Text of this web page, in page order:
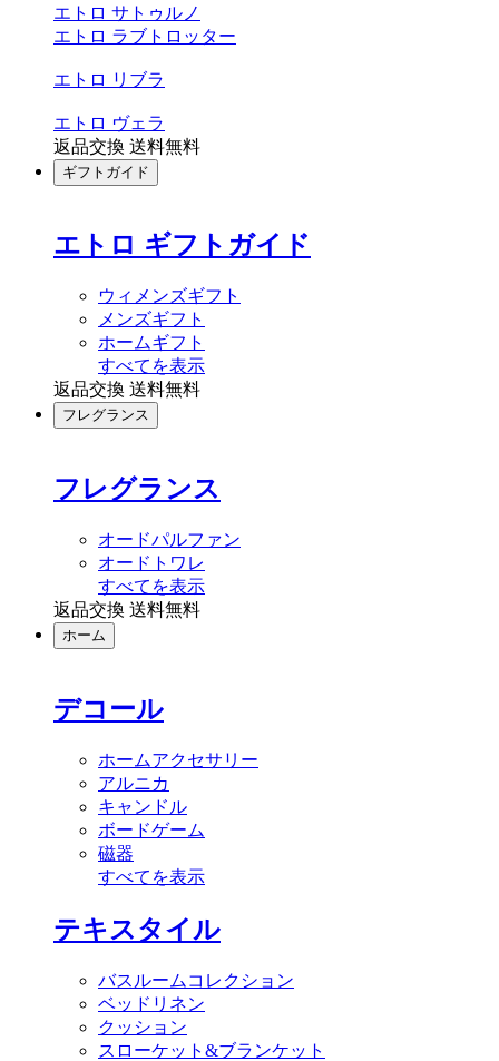
エトロ サトゥルノ
エトロ ラブトロッター
エトロ リブラ
エトロ ヴェラ
返品交換 送料無料
ギフトガイド
エトロ ギフトガイド
ウィメンズギフト
メンズギフト
ホームギフト
すべてを表示
返品交換 送料無料
フレグランス
フレグランス
オードパルファン
オードトワレ
すべてを表示
返品交換 送料無料
ホーム
デコール
ホームアクセサリー
アルニカ
キャンドル
ボードゲーム
磁器
すべてを表示
テキスタイル
バスルームコレクション
ベッドリネン
クッション
スローケット&ブランケット